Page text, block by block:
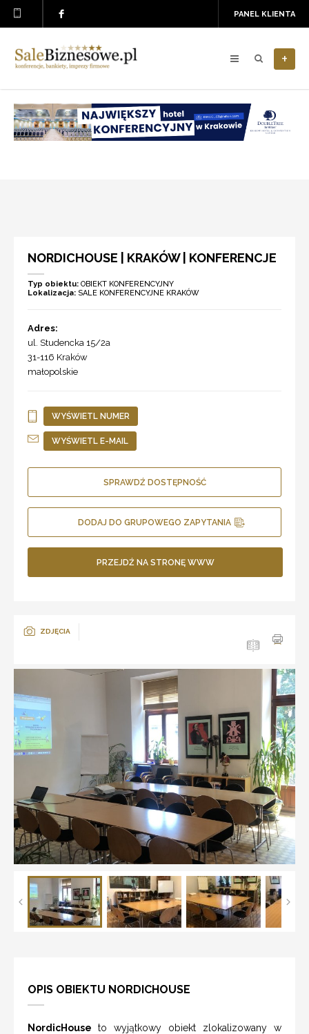
PANEL KLIENTA
+
NORDICHOUSE | KRAKÓW | KONFERENCJE
Typ obiektu: OBIEKT KONFERENCYJNY
Lokalizacja: SALE KONFERENCYJNE KRAKÓW
Adres:
ul. Studencka 15/2a
31-116 Kraków
małopolskie
WYŚWIETL NUMER
WYŚWIETL E-MAIL
SPRAWDŹ DOSTĘPNOŚĆ
DODAJ DO GRUPOWEGO ZAPYTANIA
PRZEJDŹ NA STRONĘ WWW
ZDJĘCIA
OPIS OBIEKTU NORDICHOUSE
NordicHouse to wyjątkowy obiekt zlokalizowany w